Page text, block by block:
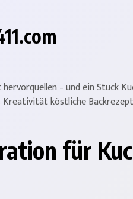
– und ein Stück
köstliche
für